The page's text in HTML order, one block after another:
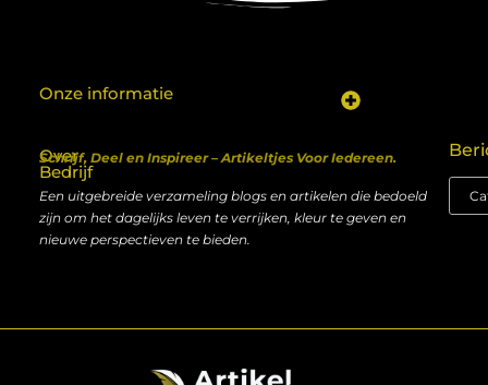
Over
Bedrijf
Schrijf, Deel en Inspireer – Artikeltjes Voor Iedereen.
Een uitgebreide verzameling blogs en artikelen die bedoeld
zijn om het dagelijks leven te verrijken, kleur te geven en
nieuwe perspectieven te bieden.
Onze informatie